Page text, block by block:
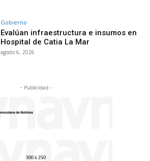
Gobierno
Evalúan infraestructura e insumos en
Hospital de Catia La Mar
agosto 6, 2026
- Publicidad -